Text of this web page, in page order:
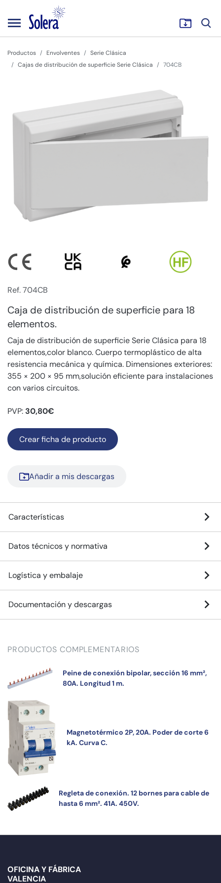
Productos Envolventes
Serie Clásica
Cajas de distribución de superficie Serie Clásica
704CB
Ref. 704CB
Caja de distribución de superficie para 18
elementos.
Caja de distribución de superficie Serie Clásica para 18
elementos,color blanco. Cuerpo termoplástico de alta
resistencia mecánica y química. Dimensiones exteriores:
355 × 200 × 95 mm,solución eficiente para instalaciones
con varios circuitos.
PVP: 30,80€
Crear ficha de producto
Añadir a mis descargas
Características
Datos técnicos y normativa
Logística y embalaje
Documentación y descargas
PRODUCTOS COMPLEMENTARIOS
Peine de conexión bipolar, sección 16 mm²,
80A. Longitud 1 m.
Magnetotérmico 2P, 20A. Poder de corte 6
kA. Curva C.
Regleta de conexión. 12 bornes para cable de
hasta 6 mm². 41A. 450V.
OFICINA Y FÁBRICA
VALENCIA